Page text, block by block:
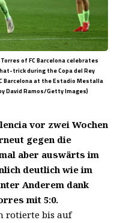
Torres of FC Barcelona celebrates
trick during the Copa del Rey
Barcelona at the Estadio Mestalla
David Ramos/Getty Images)
vor zwei Wochen
gegen die
aber auswärts im
deutlich wie im
Anderem dank
mit 5:0.
rotierte bis auf